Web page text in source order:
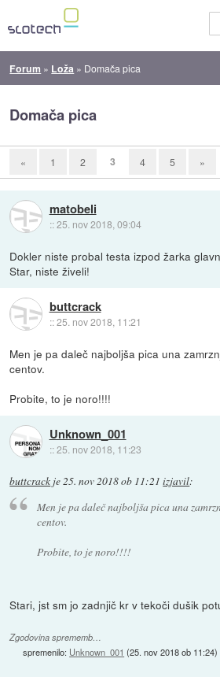
Forum » Loža » Domača pica
Domača pica
« 1 2 3 4 5 »
matobeli
::25. nov 2018, 09:04
Dokler niste probal testa izpod žarka
Star, niste živeli!
buttcrack
::25. nov 2018, 11:21
Men je pa daleč najboljša pica una
centov.
Probite, to je noro!!!!
Unknown_001
::25. nov 2018, 11:23
buttcrack je25. nov 2018 ob 11:21 izjavil:
Men je pa daleč najboljša pica una
centov.
Probite, to je noro!!!!
Stari, jst sm jo zadnjič kr v tekoči dušik
Zgodovina sprememb…
spremenilo: Unknown_001 (25. nov 2018 ob 11:24)